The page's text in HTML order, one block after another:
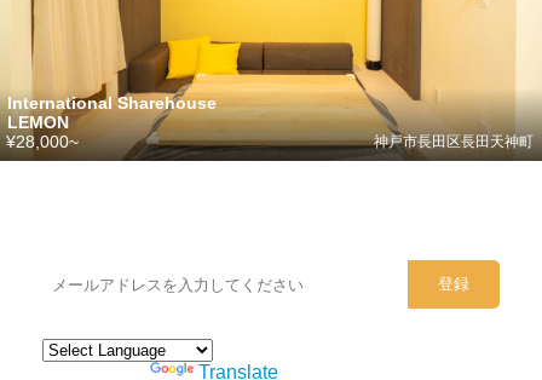
International Sharehouse
LEMON
神戸市長田区長田天神町
¥28,000~
Translate